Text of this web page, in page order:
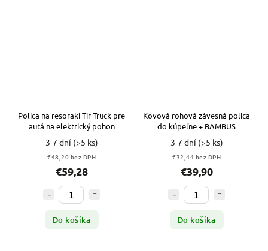
Polica na resoraki Tir Truck pre
autá na elektrický pohon
3-7 dní (>5 ks)
€48,20 bez DPH
€59,28
Do košíka
Kovová rohová závesná polica
do kúpeľne + BAMBUS
3-7 dní (>5 ks)
€32,44 bez DPH
€39,90
Do košíka